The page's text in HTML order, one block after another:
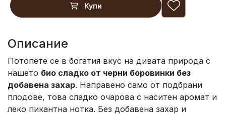
Купи
Описание
Потопете се в богатия вкус на дивата природа с
нашето био сладко от черни боровинки без
добавена захар. Направено само от подбрани
плодове, това сладко очарова с наситен аромат и
леко пикантна нотка. Без добавена захар и